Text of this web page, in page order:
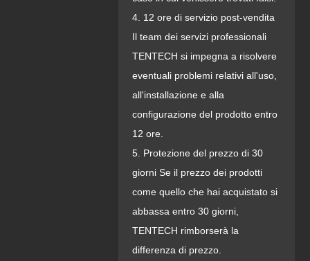
4. 12 ore di servizio post-vendita
Il team dei servizi professionali
TENTECH si impegna a risolvere
eventuali problemi relativi all'uso,
all'installazione e alla
configurazione del prodotto entro
12 ore.
5. Protezione del prezzo di 30
giorni Se il prezzo dei prodotti
come quello che hai acquistato si
abbassa entro 30 giorni,
TENTECH rimborserà la
differenza di prezzo.